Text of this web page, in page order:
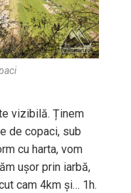
vizibilă. Ținem
de copaci, sub
cu harta, vom
ușor prin iarbă,
cam 4km și… 1h.